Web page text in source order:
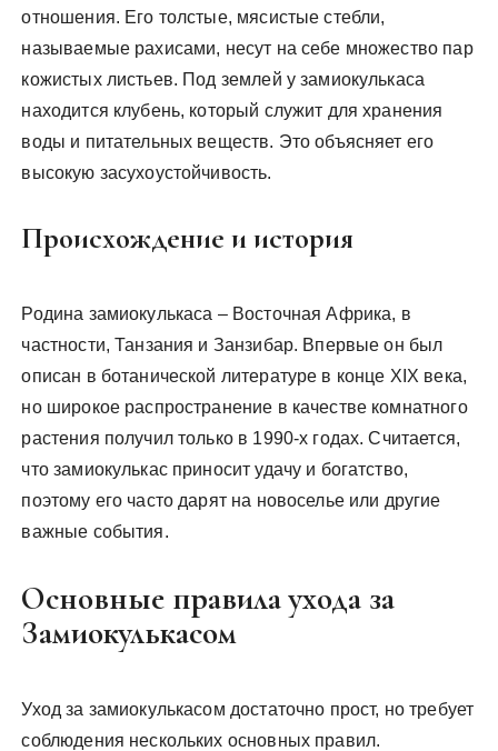
отношения. Его толстые, мясистые стебли,
называемые рахисами, несут на себе множество пар
кожистых листьев. Под землей у замиокулькаса
находится клубень, который служит для хранения
воды и питательных веществ. Это объясняет его
высокую засухоустойчивость.
Происхождение и история
Родина замиокулькаса – Восточная Африка, в
частности, Танзания и Занзибар. Впервые он был
описан в ботанической литературе в конце XIX века,
но широкое распространение в качестве комнатного
растения получил только в 1990-х годах. Считается,
что замиокулькас приносит удачу и богатство,
поэтому его часто дарят на новоселье или другие
важные события.
Основные правила ухода за
Замиокулькасом
Уход за замиокулькасом достаточно прост, но требует
соблюдения нескольких основных правил.